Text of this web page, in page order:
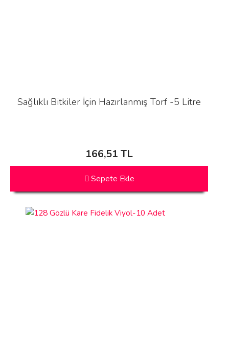
Sağlıklı Bitkiler İçin Hazırlanmış Torf -5 Litre
166,51 TL
Sepete Ekle